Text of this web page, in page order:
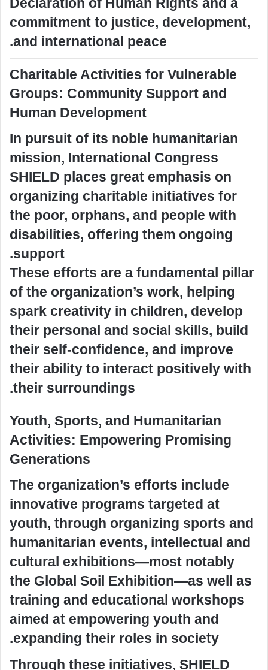
Declaration of Human Rights and a
commitment to justice, development,
and international peace.
Charitable Activities for Vulnerable
Groups: Community Support and
Human Development
In pursuit of its noble humanitarian
mission, International Congress
SHIELD places great emphasis on
organizing charitable initiatives for
the poor, orphans, and people with
disabilities, offering them ongoing
support.
These efforts are a fundamental pillar
of the organization’s work, helping
spark creativity in children, develop
their personal and social skills, build
their self-confidence, and improve
their ability to interact positively with
their surroundings.
Youth, Sports, and Humanitarian
Activities: Empowering Promising
Generations
The organization’s efforts include
innovative programs targeted at
youth, through organizing sports and
humanitarian events, intellectual and
cultural exhibitions—most notably
the Global Soil Exhibition—as well as
training and educational workshops
aimed at empowering youth and
expanding their roles in society.
Through these initiatives, SHIELD